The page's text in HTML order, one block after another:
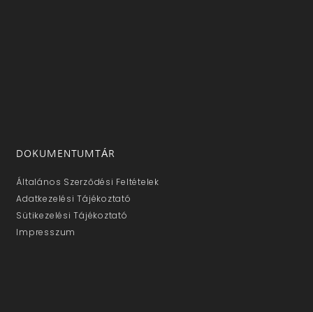
DOKUMENTUMTÁR
Általános Szerződési Feltételek
Adatkezelési Tájékoztató
Sütikezelési Tájékoztató
Impresszum